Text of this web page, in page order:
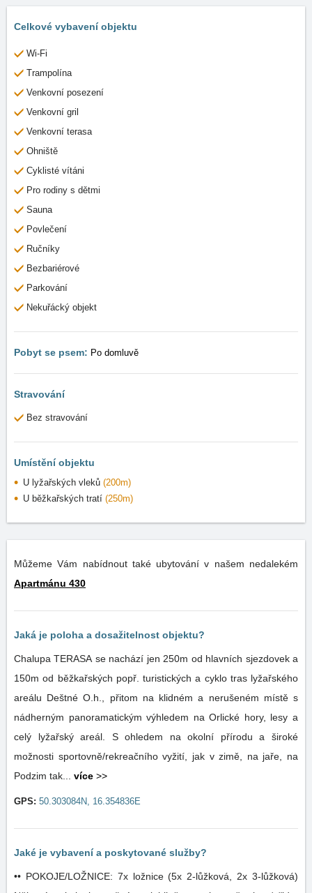
Celkové vybavení objektu
Wi-Fi
Trampolína
Venkovní posezení
Venkovní gril
Venkovní terasa
Ohniště
Cyklisté vítáni
Pro rodiny s dětmi
Sauna
Povlečení
Ručníky
Bezbariérové
Parkování
Nekuřácký objekt
Pobyt se psem: Po domluvě
Stravování
Bez stravování
Umístění objektu
U lyžařských vleků (200m)
U běžkařských tratí (250m)
Můžeme Vám nabídnout také ubytování v našem nedalekém
Apartmánu 430
Jaká je poloha a dosažitelnost objektu?
Chalupa TERASA se nachází jen 250m od hlavních sjezdovek a
150m od běžkařských popř. turistických a cyklo tras lyžařského
areálu Deštné O.h., přitom na klidném a nerušeném místě s
nádherným panoramatickým výhledem na Orlické hory, lesy a
celý lyžařský areál. S ohledem na okolní přírodu a široké
možnosti sportovně/rekreačního vyžití, jak v zimě, na jaře, na
Podzim tak... více >>
GPS: 50.303084N, 16.354836E
Jaké je vybavení a poskytované služby?
•• POKOJE/LOŽNICE: 7x ložnice (5x 2-lůžková, 2x 3-lůžková)